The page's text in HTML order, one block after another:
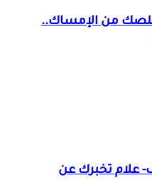
من الإمساك..
علام تخبرك عن